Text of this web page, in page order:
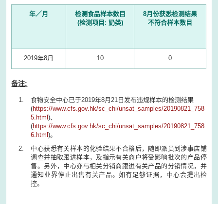
年／月
检测食品样本数目
(检测项目: 奶类)
8月份获悉检测结果
不符合样本数目
2019年8月 10 0
备注:
食物安全中心已于2019年8月21日发布违规样本的检测结果
(https://www.cfs.gov.hk/sc_chi/unsat_samples/20190821_758
5.html)、
(https://www.cfs.gov.hk/sc_chi/unsat_samples/20190821_758
6.html)。
中心获悉有关样本的化验结果不合格后，随即派员到涉事店铺
调查并抽取跟进样本，及指示有关商户将受影响批次的产品停
售。另外，中心亦与相关分销商跟进有关产品的分销情况，并
通知业界停止出售有关产品。如有足够证据，中心会提出检
控。